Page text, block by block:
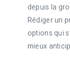
depuis la
Rédiger un
options qui
mieux